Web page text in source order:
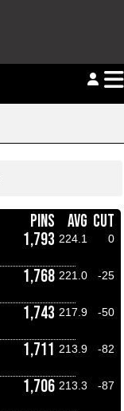
PINS AVG CUT
1,793 224.1
0
1,768 221.0
-25
1,743 217.9
-50
1,711 213.9
-82
1,706 213.3
-87